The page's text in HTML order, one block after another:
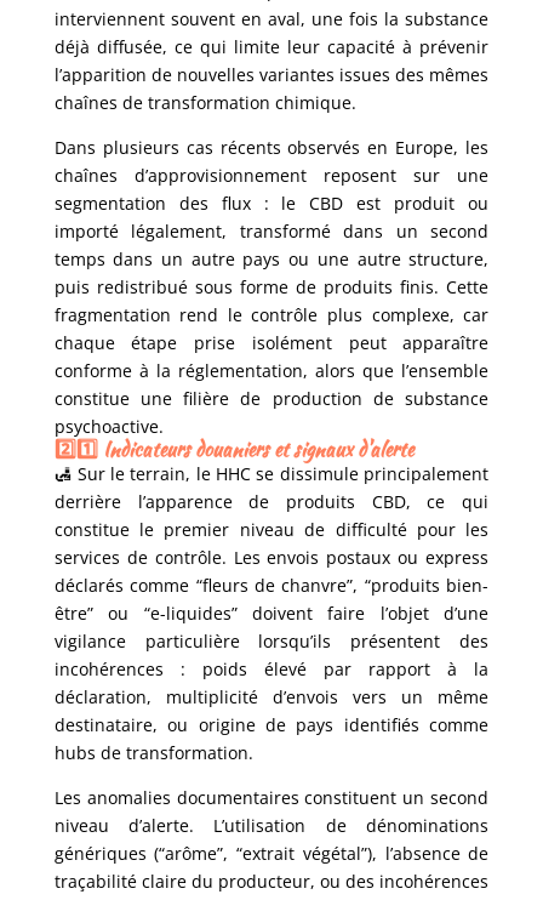
interviennent souvent en aval, une fois la substance
déjà diffusée, ce qui limite leur capacité à prévenir
l’apparition de nouvelles variantes issues des mêmes
chaînes de transformation chimique.
Dans plusieurs cas récents observés en Europe, les
chaînes d’approvisionnement reposent sur une
segmentation des flux : le CBD est produit ou
importé légalement, transformé dans un second
temps dans un autre pays ou une autre structure,
puis redistribué sous forme de produits finis. Cette
fragmentation rend le contrôle plus complexe, car
chaque étape prise isolément peut apparaître
conforme à la réglementation, alors que l’ensemble
constitue une filière de production de substance
psychoactive.
2️⃣1️⃣ Indicateurs douaniers et signaux d'alerte
🛃 Sur le terrain, le HHC se dissimule principalement
derrière l’apparence de produits CBD, ce qui
constitue le premier niveau de difficulté pour les
services de contrôle. Les envois postaux ou express
déclarés comme “fleurs de chanvre”, “produits bien-
être” ou “e-liquides” doivent faire l’objet d’une
vigilance particulière lorsqu’ils présentent des
incohérences : poids élevé par rapport à la
déclaration, multiplicité d’envois vers un même
destinataire, ou origine de pays identifiés comme
hubs de transformation.
Les anomalies documentaires constituent un second
niveau d’alerte. L’utilisation de dénominations
génériques (“arôme”, “extrait végétal”), l’absence de
traçabilité claire du producteur, ou des incohérences